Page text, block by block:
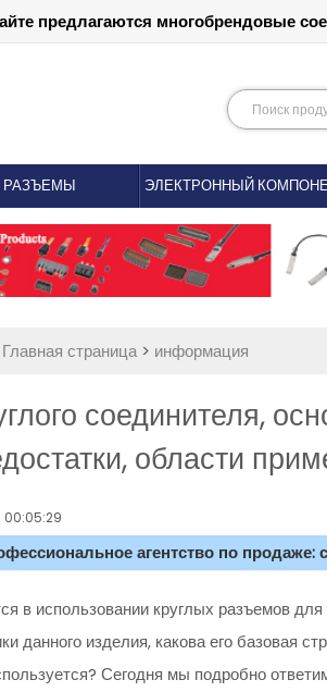
предлагаются многобрендовые
РАЗЪЕМЫ ЭЛЕКТРОННЫЙ
Главная страница> информация
соединителя,
области
агентство по
в использовании круглых разъемов
данного изделия, какова его базовая
Сегодня мы подробно